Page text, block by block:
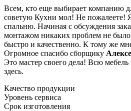
Всем, кто еще выбирает компанию
советую Кухни мол! Не пожалеете!
спальню. Начиная с обсуждения
монтажом никаких проблем не
быстро и качественно. К тому же
Огромное спасибо сборщику
Это мастер своего дела! Всю мебель
здесь.
Качество продукции
Уровень сервиса
Срок изготовления